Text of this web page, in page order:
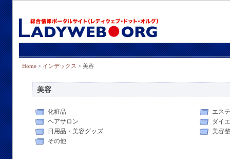
Home > インデックス > 美容
美容
化粧品
エス
ヘアサロン
ダイ
日用品・美容グッズ
美容
その他